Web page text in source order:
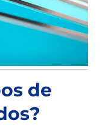
de